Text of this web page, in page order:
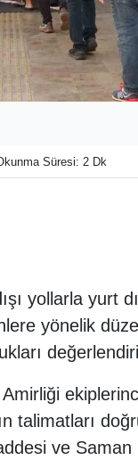
Süresi: 2 Dk
yollarla yurt
yönelik
talimatları
ve Saman